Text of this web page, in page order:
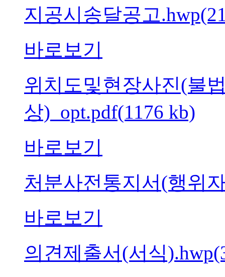
지공시송달공고
바로보기
위치도및현장사진(불
상)_opt.pdf(1176 kb)
바로보기
처분사전통지서(행위
바로보기
의견제출서(서식